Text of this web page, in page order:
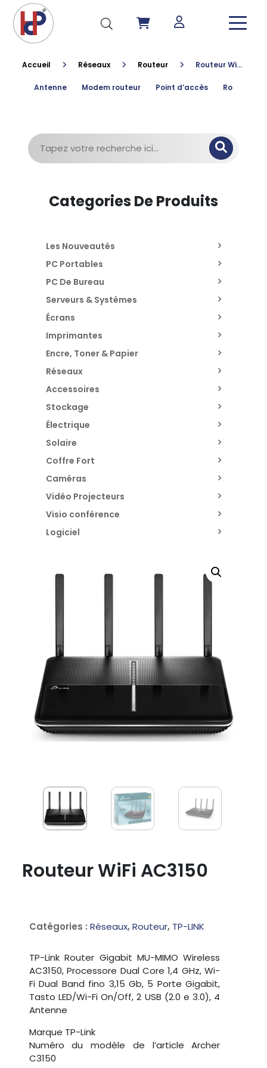
Accueil Réseaux Routeur Routeur WiFi AC3150
Antenne Modem routeur Point d’accès Routeur
Recherche
pour :
Categories De Produits
Les Nouveautés
PC Portables
PC De Bureau
Serveurs & Systèmes
Écrans
Imprimantes
Encre, Toner & Papier
Réseaux
Accessoires
Stockage
Électrique
Solaire
Coffre Fort
Caméras
Vidéo Projecteurs
Visio conférence
Logiciel
Routeur WiFi AC3150
Catégories : Réseaux, Routeur, TP-LINK
TP-Link Router Gigabit MU-MIMO Wireless
AC3150, Processore Dual Core 1,4 GHz, Wi-
Fi Dual Band fino 3,15 Gb, 5 Porte Gigabit,
Tasto LED/Wi-Fi On/Off, 2 USB (2.0 e 3.0), 4
Antenne
Marque ‎TP-Link
Numéro du modèle de l’article ‎Archer
C3150